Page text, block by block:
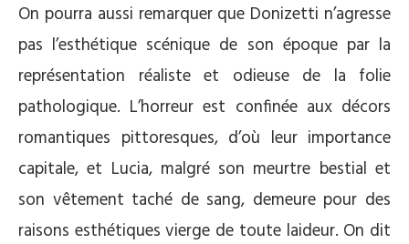
On pourra aussi remarquer que Donizetti n’agresse
pas l’esthétique scénique de son époque par la
représentation réaliste et odieuse de la folie
pathologique. L’horreur est confinée aux décors
romantiques pittoresques, d’où leur importance
capitale, et Lucia, malgré son meurtre bestial et
son vêtement taché de sang, demeure pour des
raisons esthétiques vierge de toute laideur. On dit